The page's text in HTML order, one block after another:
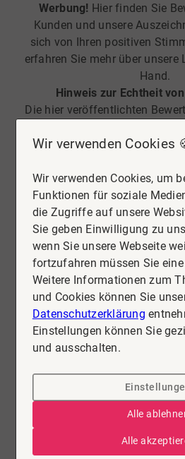
Werbung! Hier finden Sie
Kunden und unsere
sich von Ihren positiven
erfahren Sie mehr über unsere
Hand.
Hinweis zur Echtheit
Die hier veröffentlichten
von Dritten bewertet haben.
die bewertenden
Synonymen diese auf den
Alle ansehen
BARTOSZ- 07.
Herr Stark und sein
Wir verwenden Cookies
Wir verwenden Cookies, um
Funktionen für soziale
die Zugriffe auf unsere
Sie geben Einwilligung zu
wenn Sie unsere Webseite
fortzufahren müssen Sie
Weitere Informationen zum
und Cookies können Sie
Datenschutzerklärung
Einstellungen können Sie
und ausschalten.
Alle
Alle